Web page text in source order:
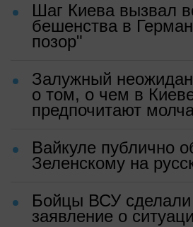
Шаг Киева вызвал
бешенства в
позор"
Залужный
о том, о чем в
предпочитают
Вайкуле публично
Зеленскому на
Бойцы ВСУ
заявление о